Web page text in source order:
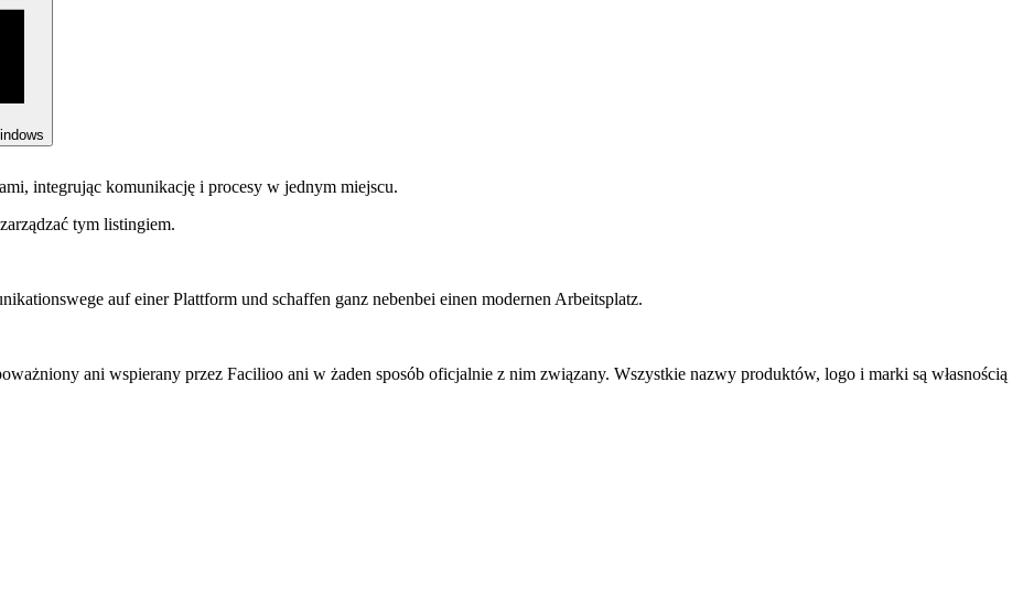
integrując komunikację i procesy w jednym miejscu.
tym listingiem.
auf einer Plattform und schaffen ganz nebenbei einen modernen Arbeitsplatz.
ani wspierany przez Facilioo ani w żaden sposób oficjalnie z nim związany. Wszystkie nazwy produktów, logo i marki są własnością